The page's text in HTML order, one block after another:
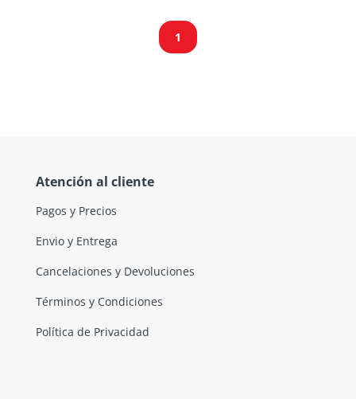
1
Atención al cliente
Pagos y Precios
Envio y Entrega
Cancelaciones y Devoluciones
Términos y Condiciones
Política de Privacidad